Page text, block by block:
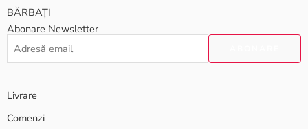
BĂRBAȚI
Abonare Newsletter
Livrare
Comenzi